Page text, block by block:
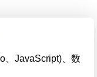
、JavaScript)、数